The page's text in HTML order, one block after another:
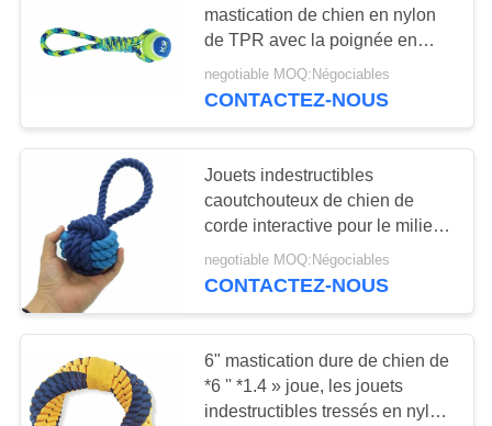
DEMANDEZ
UNE
CITATION
PLAN
SITE
Laisse de chien de
Harnais en nylon de
chien
94
mastication de chien en nylon
de TPR avec la poignée en
caoutchouc écologique
negotiable MOQ:Négociables
CONTACTEZ-NOUS
Jouets indestructibles
caoutchouteux de chien de
corde interactive pour le milieu
à de grands chiots de races
negotiable MOQ:Négociables
CONTACTEZ-NOUS
6" mastication dure de chien de
*6 '' *1.4 » joue, les jouets
indestructibles tressés en nylon